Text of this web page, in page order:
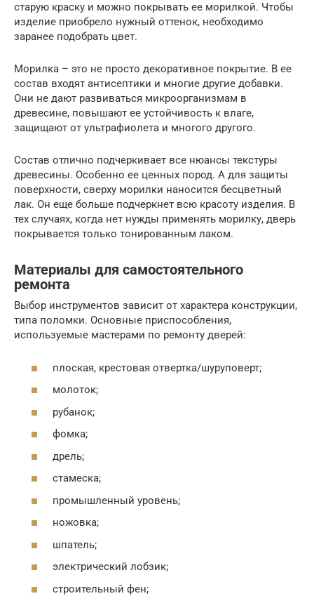
старую краску и можно покрывать ее морилкой. Чтобы
изделие приобрело нужный оттенок, необходимо
заранее подобрать цвет.
Морилка – это не просто декоративное покрытие. В ее
состав входят антисептики и многие другие добавки.
Они не дают развиваться микроорганизмам в
древесине, повышают ее устойчивость к влаге,
защищают от ультрафиолета и многого другого.
Состав отлично подчеркивает все нюансы текстуры
древесины. Особенно ее ценных пород. А для защиты
поверхности, сверху морилки наносится бесцветный
лак. Он еще больше подчеркнет всю красоту изделия. В
тех случаях, когда нет нужды применять морилку, дверь
покрывается только тонированным лаком.
Материалы для самостоятельного
ремонта
Выбор инструментов зависит от характера конструкции,
типа поломки. Основные приспособления,
используемые мастерами по ремонту дверей:
плоская, крестовая отвертка/шуруповерт;
молоток;
рубанок;
фомка;
дрель;
стамеска;
промышленный уровень;
ножовка;
шпатель;
электрический лобзик;
строительный фен;